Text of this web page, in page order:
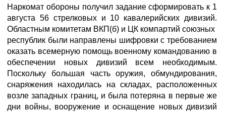
Наркомат обороны получил задание сформировать к 1
августа 56 стрелковых и 10 кавалерийских дивизий.
Областным комитетам ВКП(б) и ЦК компартий союзных
республик были направлены шифровки с требованием
оказать всемерную помощь военному командованию в
обеспечении новых дивизий всем необходимым.
Поскольку большая часть оружия, обмундирования,
снаряжения находилась на складах, расположенных
возле западных границ, и была потеряна в первые же
дни войны, вооружение и оснащение новых дивизий